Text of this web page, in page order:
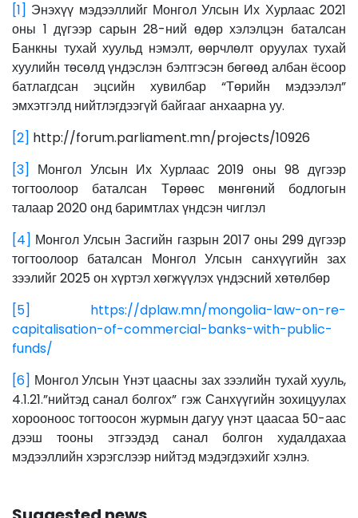
[1] Энэхүү мэдээллийг Монгол Улсын Их Хурлаас 2021
оны 1 дүгээр сарын 28-ний өдөр хэлэлцэн баталсан
Банкны тухай хуульд нэмэлт, өөрчлөлт оруулах тухай
хуулийн төсөлд үндэслэн бэлтгэсэн бөгөөд албан ёсоор
батлагдсан эцсийн хувилбар “Төрийн мэдээлэл”
эмхэтгэлд нийтлэгдээгүй байгааг анхаарна уу.
[2] http://forum.parliament.mn/projects/10926
[3]
Монгол Улсын Их Хурлаас 2019 оны 98 дүгээр
тогтоолоор баталсан Төрөөс мөнгөний бодлогын
талаар 2020 онд баримтлах үндсэн чиглэл
[4] Монгол Улсын Засгийн газрын 2017 оны 299 дүгээр
тогтоолоор баталсан Монгол Улсын санхүүгийн зах
зээлийг 2025 он хүртэл хөгжүүлэх үндэсний хөтөлбөр
[5]
https://dplaw.mn/mongolia-law-on-re-
capitalisation-of-commercial-banks-with-public-
funds/
[6] Монгол Улсын Үнэт цаасны зах зээлийн тухай хууль,
4.1.21.”нийтэд санал болгох” гэж Санхүүгийн зохицуулах
хорооноос тогтоосон журмын дагуу үнэт цаасаа 50-аас
дээш тооны этгээдэд санал болгон худалдахаа
мэдээллийн хэрэгслээр нийтэд мэдэгдэхийг хэлнэ.